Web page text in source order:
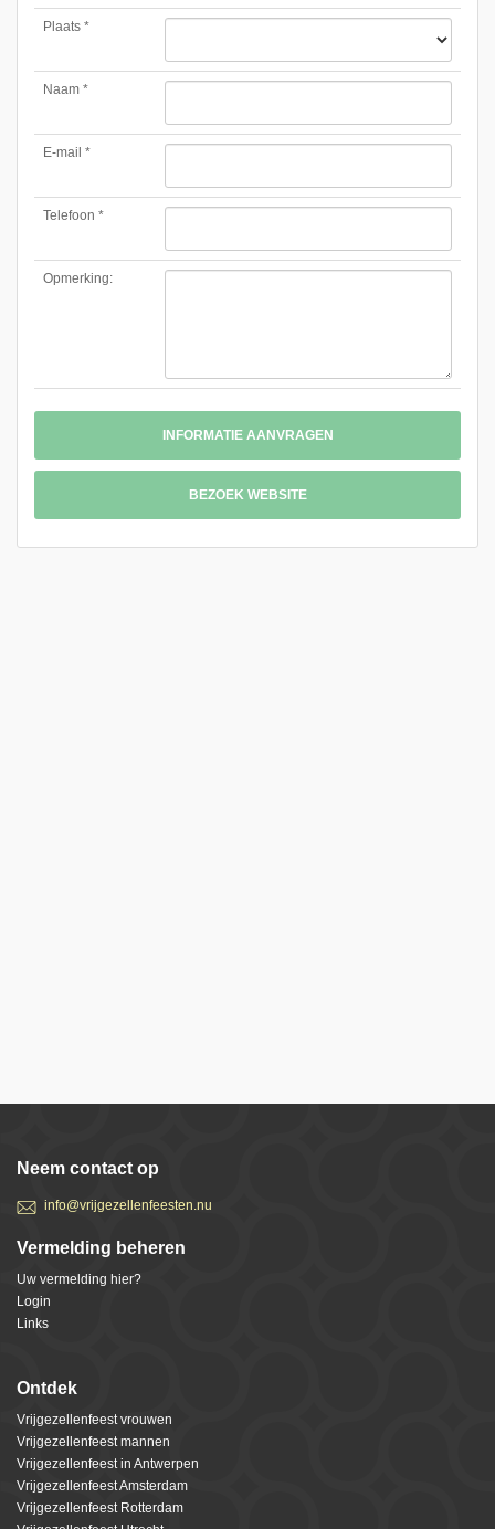
Plaats *
Naam *
E-mail *
Telefoon *
Opmerking:
INFORMATIE AANVRAGEN
BEZOEK WEBSITE
Neem contact op
info@vrijgezellenfeesten.nu
Vermelding beheren
Uw vermelding hier?
Login
Links
Ontdek
Vrijgezellenfeest vrouwen
Vrijgezellenfeest mannen
Vrijgezellenfeest in Antwerpen
Vrijgezellenfeest Amsterdam
Vrijgezellenfeest Rotterdam